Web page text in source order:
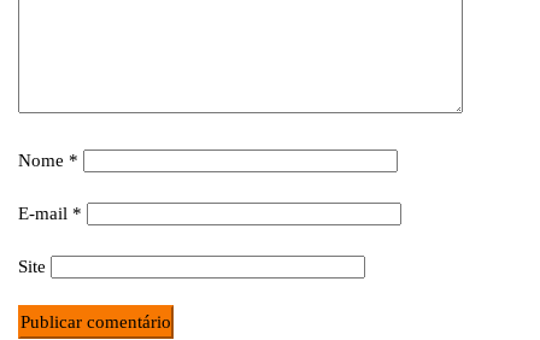
Nome *
E-mail *
Site